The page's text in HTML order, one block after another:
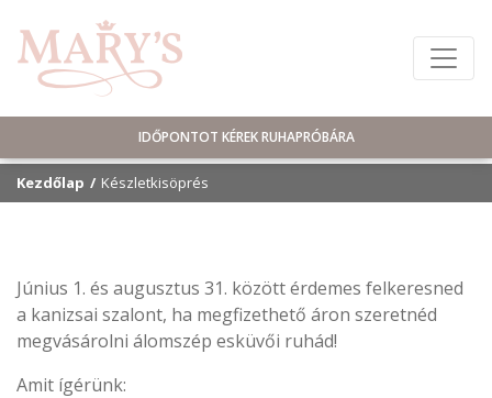
IDŐPONTOT KÉREK RUHAPRÓBÁRA
Kezdőlap Készletkisöprés
Június 1. és augusztus 31. között érdemes felkeresned
a kanizsai szalont, ha megfizethető áron szeretnéd
megvásárolni álomszép esküvői ruhád!
Amit ígérünk: